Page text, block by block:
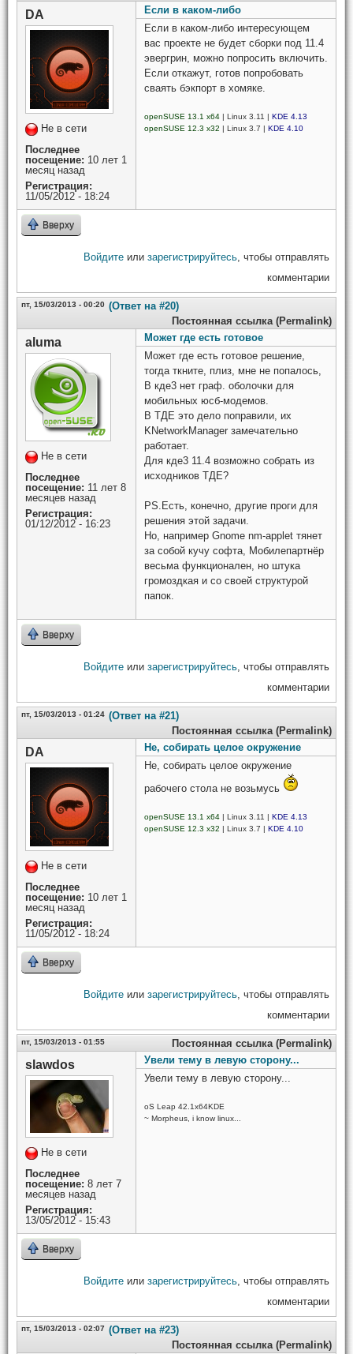
DA
Не в сети
Последнее
посещение: 10 лет 1
месяц назад
Регистрация:
11/05/2012 - 18:24
Если в каком-либо
Если в каком-либо интересующем
вас проекте не будет сборки под 11.4
эвергрин, можно попросить включить.
Если откажут, готов попробовать
сваять бэкпорт в хомяке.
openSUSE 13.1 x64 | Linux 3.11 | KDE 4.13
openSUSE 12.3 x32 | Linux 3.7 | KDE 4.10
Вверху
Войдите или зарегистрируйтесь , чтобы отправлять
комментарии
пт, 15/03/2013 - 00:20 (Ответ на #20)
Постоянная ссылка (Permalink)
aluma
Не в сети
Последнее
посещение: 11 лет 8
месяцев назад
Регистрация:
01/12/2012 - 16:23
Может где есть готовое
Может где есть готовое решение,
тогда ткните, плиз, мне не попалось,
В кде3 нет граф. оболочки для
мобильных юсб-модемов.
В ТДЕ это дело поправили, их
KNetworkManager замечательно
работает.
Для кде3 11.4 возможно собрать из
исходников ТДЕ?
PS.Есть, конечно, другие проги для
решения этой задачи.
Но, например Gnome nm-applet тянет
за собой кучу софта, Мобилепартнёр
весьма функционален, но штука
громоздкая и со своей структурой
папок.
Вверху
Войдите или зарегистрируйтесь , чтобы отправлять
комментарии
пт, 15/03/2013 - 01:24 (Ответ на #21)
Постоянная ссылка (Permalink)
DA
Не в сети
Последнее
посещение: 10 лет 1
месяц назад
Регистрация:
11/05/2012 - 18:24
Не, собирать целое окружение
Не, собирать целое окружение
рабочего стола не возьмусь
openSUSE 13.1 x64 | Linux 3.11 | KDE 4.13
openSUSE 12.3 x32 | Linux 3.7 | KDE 4.10
Вверху
Войдите или зарегистрируйтесь , чтобы отправлять
комментарии
пт, 15/03/2013 - 01:55 Постоянная ссылка (Permalink)
slawdos
Не в сети
Последнее
посещение: 8 лет 7
месяцев назад
Регистрация:
13/05/2012 - 15:43
Увели тему в левую сторону...
Увели тему в левую сторону...
oS Leap 42.1x64KDE
~ Morpheus, i know linux...
Вверху
Войдите или зарегистрируйтесь , чтобы отправлять
комментарии
пт, 15/03/2013 - 02:07 (Ответ на #23)
Постоянная ссылка (Permalink)